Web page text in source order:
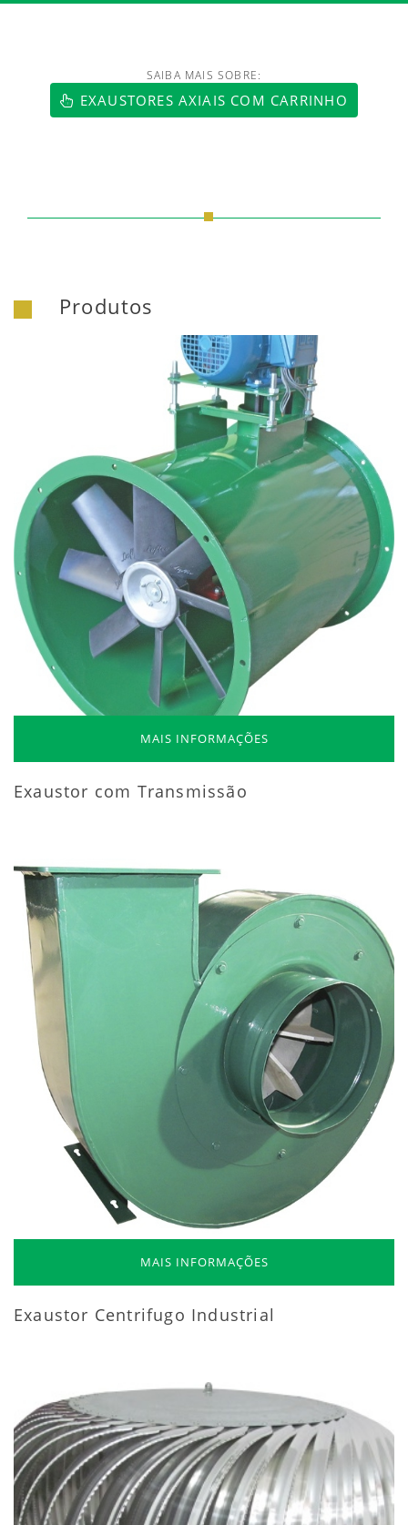
SAIBA MAIS SOBRE:
EXAUSTORES AXIAIS COM CARRINHO
Produtos
MAIS INFORMAÇÕES
Exaustor com Transmissão
MAIS INFORMAÇÕES
Exaustor Centrifugo Industrial